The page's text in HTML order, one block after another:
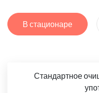
В стационаре
Стандартное